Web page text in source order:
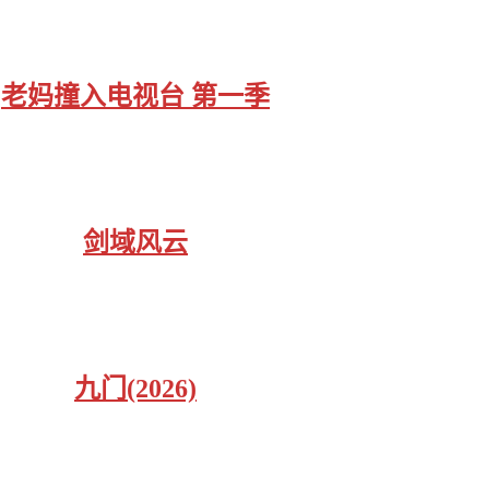
老妈撞入电视台 第一季
剑域风云
九门(2026)